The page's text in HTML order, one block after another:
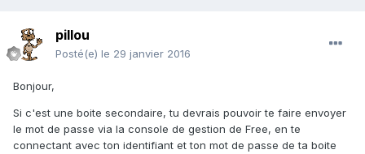
pillou
Posté(e) le 29 janvier 2016
Bonjour,
Si c'est une boite secondaire, tu devrais pouvoir te faire envoyer
le mot de passe via la console de gestion de Free, en te
connectant avec ton identifiant et ton mot de passe de ta boite